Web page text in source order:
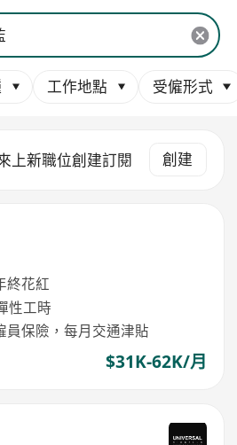
工作地點 受僱形式
上新職位創建訂閱 創建
終花紅
性工時
員保險，每月交通津貼
$31K-62K/月